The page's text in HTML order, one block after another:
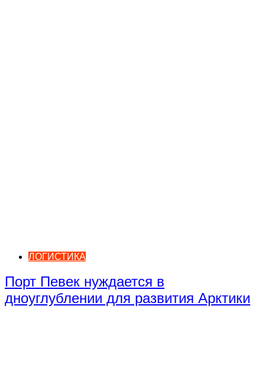
ЛОГИСТИКА
Порт Певек нуждается в
дноуглублении для развития Арктики